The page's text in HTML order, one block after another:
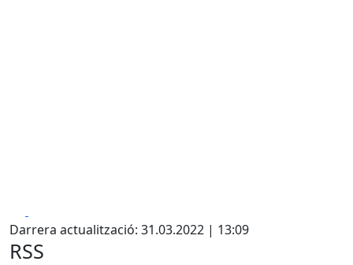
Darrera actualització: 31.03.2022 | 13:09
RSS